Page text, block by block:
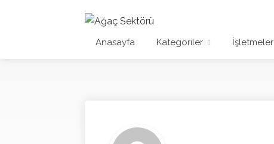
Anasayfa Kategoriler İşletmeler